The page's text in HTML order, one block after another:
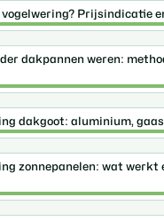
Prijsindicatie
dakpannen weren:
dakgoot: aluminium,
zonnepanelen: wat werkt